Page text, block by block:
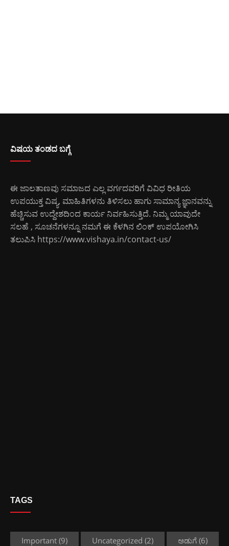
ವಿಷಯ ತಂಡದ ಬಗ್ಗೆ
ಈ ಜಾಲತಾಣವು ಸಮಾಜದ ಎಲ್ಲ ವರ್ಗದವರಿಗೆ ವಿವಿಧ ರೀತಿಯ
ಉಪಯುಕ್ತ ವಿಷ್ಯ, ಮಾಹಿತಿಗಳನು ತಿಳಿಸಲು ಹಾಗು ಸಾಮಾನ್ಯ ಜ್ಞಾನವನ್ನು
ಹೆಚ್ಚಿಸುವ ಉದ್ದೇಶದಿಂದ ಕಾರ್ಯ ನಿರ್ವಹಿಸುತ್ತಿದೆ. ನಿಮ್ಮ ಯಾವುದೇ
ಸಲಹೆ , ಸೂಚನೆಗಳನ್ನೂ ನಮಗೆ ಈ ಕೆಳಗಿನ ಲಿಂಕ್ ಉಪಯೋಗಿಸಿ
ತಲುಪಿಸಿ https://www.vishaya.in/contact-us/
TAGS
Important (9) Uncategorized (2) ಅಡುಗೆ (6)